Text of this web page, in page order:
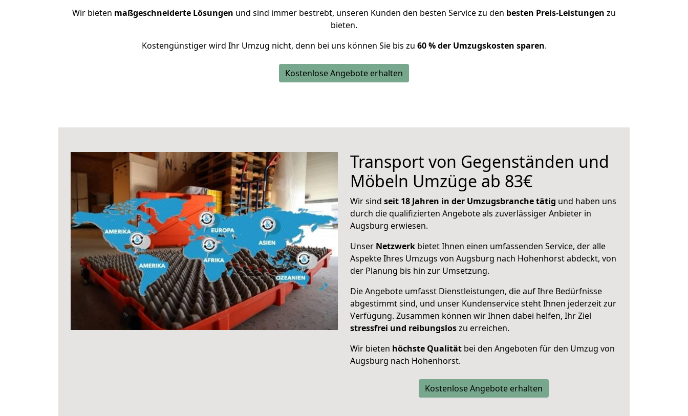
Wir bieten maßgeschneiderte Lösungen und sind immer bestrebt, unseren Kunden den besten Service zu den besten Preis-Leistungen zu
bieten.
Kostengünstiger wird Ihr Umzug nicht, denn bei uns können Sie bis zu 60 % der Umzugskosten sparen.
Kostenlose Angebote erhalten
Transport von Gegenständen und
Möbeln Umzüge ab 83€
Wir sind seit 18 Jahren in der Umzugsbranche tätig und haben uns
durch die qualifizierten Angebote als zuverlässiger Anbieter in
Augsburg erwiesen.
Unser Netzwerk bietet Ihnen einen umfassenden Service, der alle
Aspekte Ihres Umzugs von Augsburg nach Hohenhorst abdeckt, von
der Planung bis hin zur Umsetzung.
Die Angebote umfasst Dienstleistungen, die auf Ihre Bedürfnisse
abgestimmt sind, und unser Kundenservice steht Ihnen jederzeit zur
Verfügung. Zusammen können wir Ihnen dabei helfen, Ihr Ziel
stressfrei und reibungsloszu erreichen.
Wir bieten höchste Qualität bei den Angeboten für den Umzug von
Augsburg nach Hohenhorst.
Kostenlose Angebote erhalten